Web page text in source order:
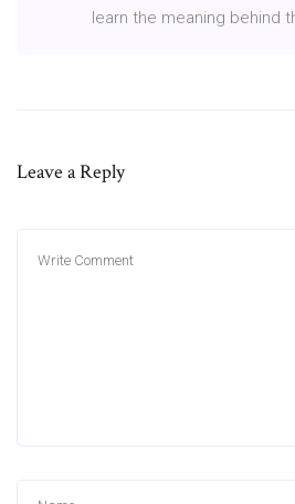
learn the meaning behind
Leave a Reply